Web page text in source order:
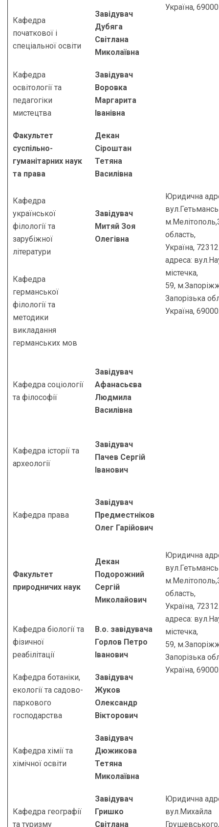
Україна,
Кафедра
початкової і
спеціальної освіти
Завідувач
Дубяга
Світлана
Миколаївна
Кафедра
освітології та
педагогіки
мистецтва
Завідувач
Воровка
Маргарита
Іванівна
Факультет
суспільно-
гуманітарних наук
та права
Декан
Сіроштан
Тетяна
Василівна
Кафедра
української
філології та
зарубіжної
літератури
Завідувач
Митяй Зоя
Олегівна
Юридична
область,
Україна,
адреса:
містечка,
59,
Запорізька
Україна,
Кафедра
германської
філології та
методики
викладання
германських мов
Кафедра соціології
та філософії
Завідувач
Афанасьєва
Людмила
Василівна
Кафедра історії та
археології
Завідувач
Пачев Сергій
Іванович
Кафедра права
Завідувач
Предместніков
Олег Гарійович
Факультет
природничих наук
Декан
Подорожний
Сергій
Миколайович
Юридична
область,
Україна,
адреса:
містечка,
59,
Запорізька
Україна,
Кафедра біології та
фізичної
реабілітації
В.о. завідувача
Горлов Петро
Іванович
Кафедра ботаніки,
екології та садово-
паркового
господарства
Завідувач
Жуков
Олександр
Вікторович
Кафедра хімії та
хімічної освіти
Завідувач
Дюжикова
Тетяна
Миколаївна
Кафедра географії
та туризму
Завідувач
Гришко
Світлана
Юридична
вул.Михайла